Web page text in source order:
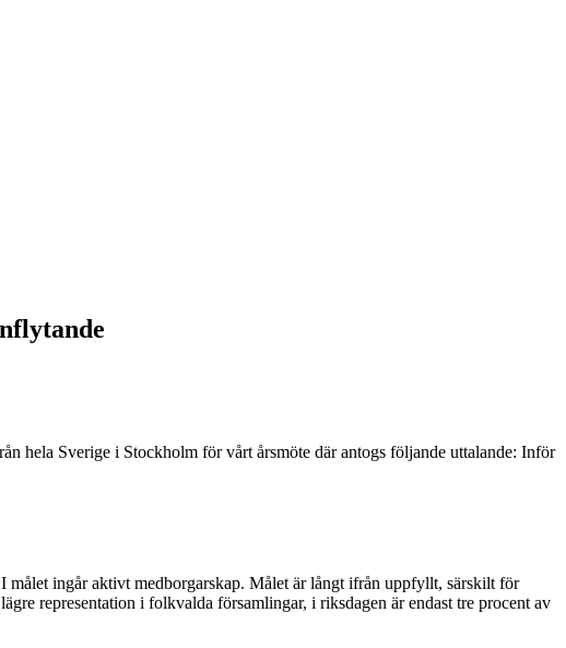
hela Sverige i Stockholm för vårt årsmöte där antogs följande uttalande: Inför
målet ingår aktivt medborgarskap. Målet är långt ifrån uppfyllt, särskilt för
representation i folkvalda församlingar, i riksdagen är endast tre procent av